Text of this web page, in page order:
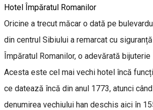
Hotel Împăratul Romanilor
Oricine a trecut măcar o dată pe
din centrul Sibiului a remarcat cu
Împăratul Romanilor, o adevărată
Acesta este cel mai vechi hotel încă
ce datează încă din anul 1773, atunci
denumirea vechiului han deschis aici în